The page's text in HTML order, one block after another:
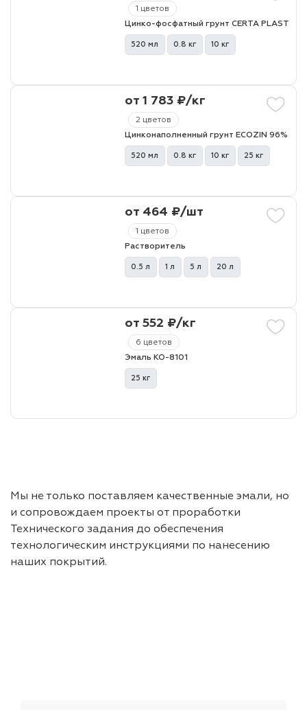
1 цветов
Цинко-фосфатный грунт CERTA PLAST
520 мл 0.8 кг 10 кг
2 цветов
от 1 783 ₽/кг
Цинконаполненный грунт ECOZIN 96%
520 мл 0.8 кг 10 кг 25 кг
1 цветов
от 464 ₽/шт
Растворитель
0.5 л 1 л 5 л 20 л
6 цветов
от 552 ₽/кг
Эмаль КО-8101
25 кг
Мы не только поставляем качественные эмали, но
и сопровождаем проекты от проработки
Технического задания до обеспечения
технологическим инструкциями по нанесению
наших покрытий.